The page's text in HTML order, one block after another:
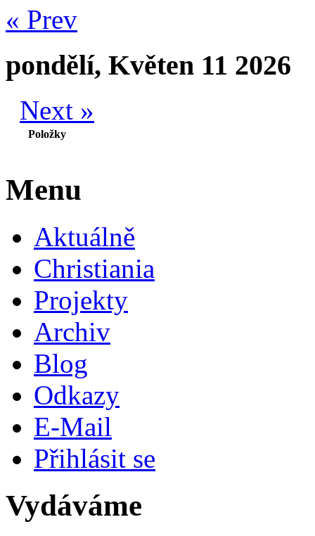
« Prev
pondělí, Květen 11 2026
Next »
Položky
Menu
Aktuálně
Christiania
Projekty
Archiv
Blog
Odkazy
E-Mail
Přihlásit se
Vydáváme